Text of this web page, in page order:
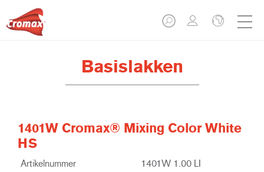
Basislakken
1401W Cromax® Mixing Color White
HS
Artikelnummer 1401W 1.00 LI